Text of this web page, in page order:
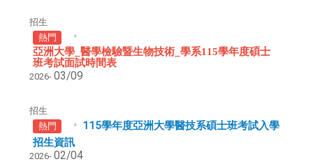
招生
熱門
亞洲大學_ 醫學檢驗暨生物技術_ 學系115學年度碩士
班考試面試時間表
2026- 03/09
招生
熱門
115學年度亞洲大學醫技系碩士班考試入學
招生資訊
2026- 02/04